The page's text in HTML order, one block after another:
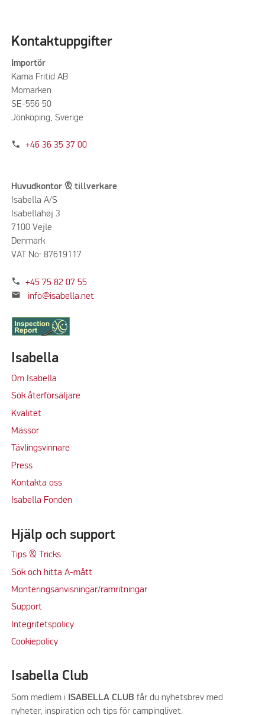
Kontaktuppgifter
Importör
Kama Fritid AB
Momarken
SE-556 50
Jönköping, Sverige
phone +46 36 35 37 00
Huvudkontor & tillverkare
Isabella A/S
Isabellahøj 3
7100 Vejle
Denmark
VAT No: 87619117
phone +45 75 82 07 55
mail info@isabella.net
Isabella
Om Isabella
Sök återförsäljare
Kvalitet
Mässor
Tävlingsvinnare
Press
Kontakta oss
Isabella Fonden
Hjälp och support
Tips & Tricks
Sök och hitta A-mått
Monteringsanvisningar/ramritningar
Support
Integritetspolicy
Cookiepolicy
Isabella Club
Som medlem i ISABELLA CLUB får du nyhetsbrev med
nyheter, inspiration och tips för campinglivet.